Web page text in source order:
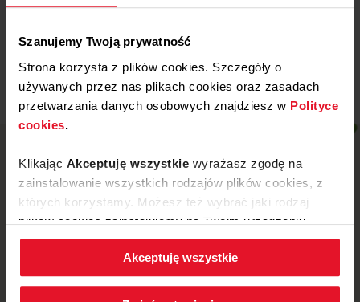
Szanujemy Twoją prywatność
Strona korzysta z plików cookies. Szczegóły o
używanych przez nas plikach cookies oraz zasadach
przetwarzania danych osobowych znajdziesz w Polityce
cookies.
Klikając Akceptuję wszystkie wyrażasz zgodę na
zainstalowanie wszystkich rodzajów plików cookies, z
których korzystamy. Możesz też wybrać jaki rodzaj
plików cookies zainstalujemy na Twoim urządzeniu,
klikającZmień ustawienia.
W każdej chwili możesz zmienić wybrane przez Ciebie
ustawienia plików cookies wchodząc w zakładkę
Akceptuję wszystkie
Dobroczynności